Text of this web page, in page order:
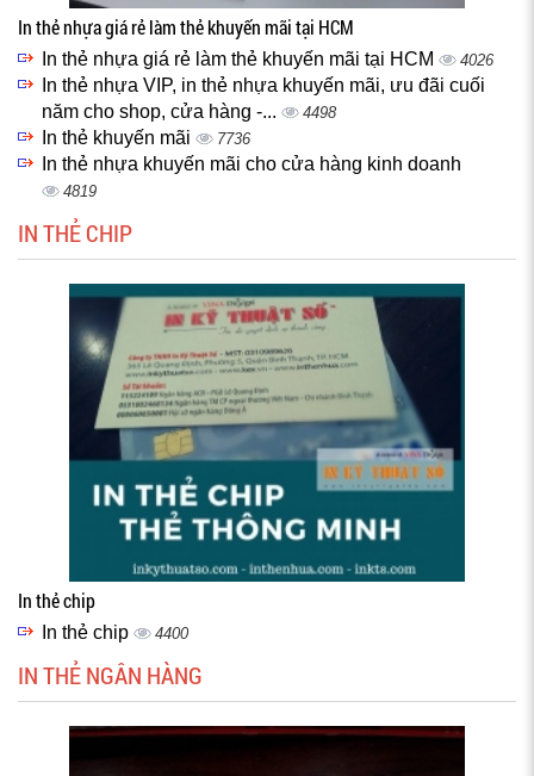
In thẻ nhựa giá rẻ làm thẻ khuyến mãi tại HCM
In thẻ nhựa giá rẻ làm thẻ khuyến mãi tại HCM 4026
In thẻ nhựa VIP, in thẻ nhựa khuyến mãi, ưu đãi cuối
năm cho shop, cửa hàng -...
4498
In thẻ khuyến mãi 7736
In thẻ nhựa khuyến mãi cho cửa hàng kinh doanh
4819
IN THẺ CHIP
In thẻ chip
In thẻ chip 4400
IN THẺ NGÂN HÀNG